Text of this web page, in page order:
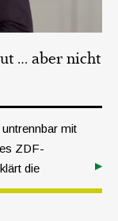
… aber nicht
untrennbar mit
ZDF-
die
gesundes,
des